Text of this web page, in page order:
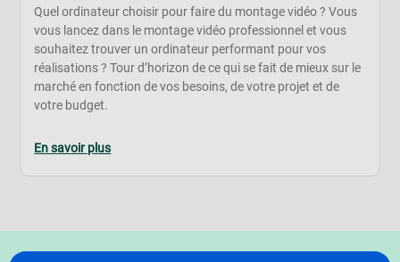
Quel ordinateur choisir pour faire du montage vidéo ? Vous
vous lancez dans le montage vidéo professionnel et vous
souhaitez trouver un ordinateur performant pour vos
réalisations ? Tour d’horizon de ce qui se fait de mieux sur le
marché en fonction de vos besoins, de votre projet et de
votre budget.
En savoir plus